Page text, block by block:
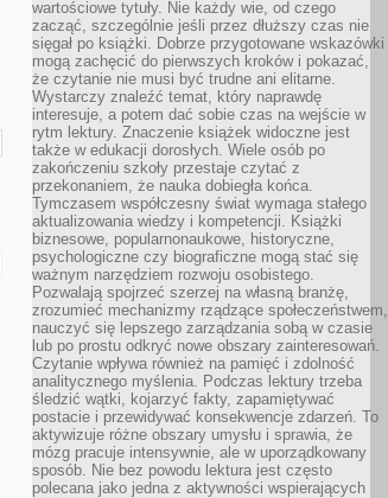
wartościowe tytuły. Nie każdy wie, od czego
zacząć, szczególnie jeśli przez dłuższy czas nie
sięgał po książki. Dobrze przygotowane wskazówki
mogą zachęcić do pierwszych kroków i pokazać,
że czytanie nie musi być trudne ani elitarne.
Wystarczy znaleźć temat, który naprawdę
interesuje, a potem dać sobie czas na wejście w
rytm lektury. Znaczenie książek widoczne jest
także w edukacji dorosłych. Wiele osób po
zakończeniu szkoły przestaje czytać z
przekonaniem, że nauka dobiegła końca.
Tymczasem współczesny świat wymaga stałego
aktualizowania wiedzy i kompetencji. Książki
biznesowe, popularnonaukowe, historyczne,
psychologiczne czy biograficzne mogą stać się
ważnym narzędziem rozwoju osobistego.
Pozwalają spojrzeć szerzej na własną branżę,
zrozumieć mechanizmy rządzące społeczeństwem,
nauczyć się lepszego zarządzania sobą w czasie
lub po prostu odkryć nowe obszary zainteresowań.
Czytanie wpływa również na pamięć i zdolność
analitycznego myślenia. Podczas lektury trzeba
śledzić wątki, kojarzyć fakty, zapamiętywać
postacie i przewidywać konsekwencje zdarzeń. To
aktywizuje różne obszary umysłu i sprawia, że
mózg pracuje intensywnie, ale w uporządkowany
sposób. Nie bez powodu lektura jest często
polecana jako jedna z aktywności wspierających